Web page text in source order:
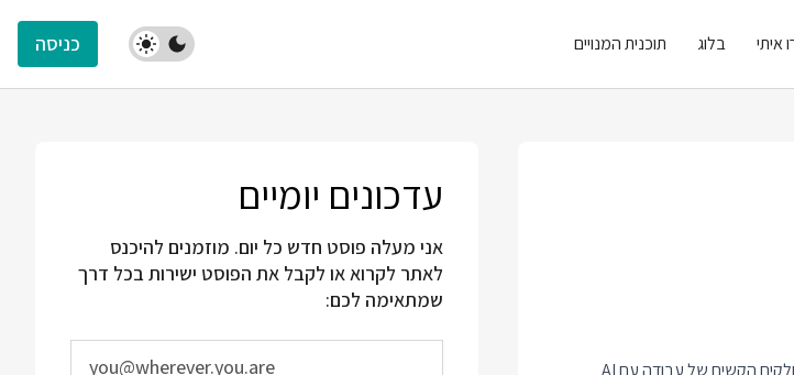
איתי בלוג תוכנית המנויים כניסה
ביום חמישי בבוקר אעביר וובינר על בדיקות ו AI. פעם קודמת שדיברתי על הנושא הזה התמקדתי בחלקים הקשים של עבודה עם AI
עדכונים יומיים
אני מעלה פוסט חדש כל יום. מוזמנים להיכנס
לאתר לקרוא או לקבל את הפוסט ישירות בכל דרך
שמתאימה לכם: